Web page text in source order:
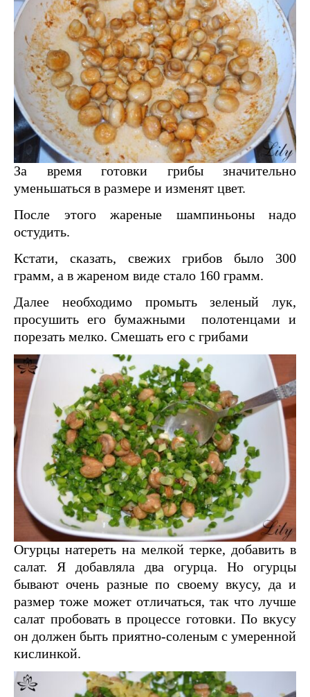
За время готовки грибы значительно
уменьшаться в размере и изменят цвет.
После этого жареные шампиньоны надо
остудить.
Кстати, сказать, свежих грибов было 300
грамм, а в жареном виде стало 160 грамм.
Далее необходимо промыть зеленый лук,
просушить его бумажными полотенцами и
порезать мелко. Смешать его с грибами
Огурцы натереть на мелкой терке, добавить в
салат. Я добавляла два огурца. Но огурцы
бывают очень разные по своему вкусу, да и
размер тоже может отличаться, так что лучше
салат пробовать в процессе готовки. По вкусу
он должен быть приятно-соленым с умеренной
кислинкой.